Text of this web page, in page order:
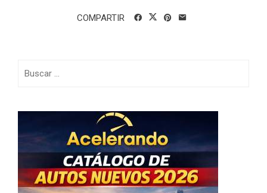
COMPARTIR